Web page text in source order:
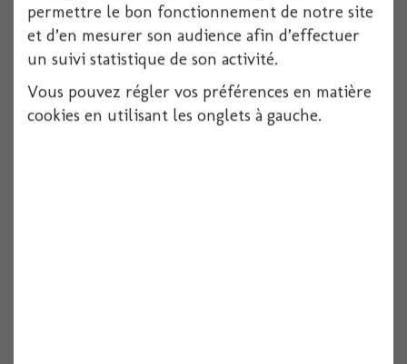
permettre le bon fonctionnement de notre site
et d’en mesurer son audience afin d’effectuer
un suivi statistique de son activité.
Vous pouvez régler vos préférences en matière
cookies en utilisant les onglets à gauche.